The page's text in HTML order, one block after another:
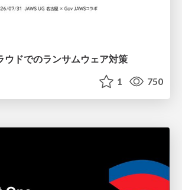
ウドでのランサムウェア対策
1 750